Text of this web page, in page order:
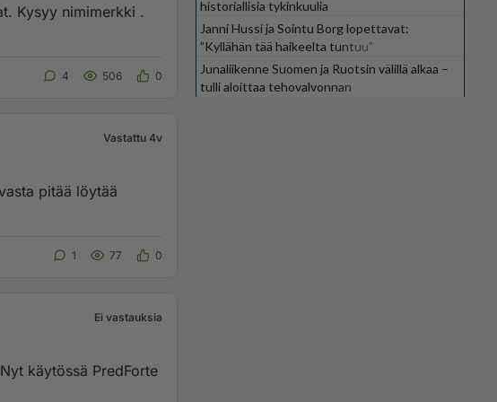
.
4 506 0
Vastattu 4v
1 77 0
Ei vastauksia
käytössä PredForte
historiallisia tykinkuulia
Janni Hussi ja Sointu Borg lopettavat:
”Kyllähän tää haikeelta tuntuu”
Junaliikenne Suomen ja Ruotsin välillä alkaa –
tulli aloittaa tehovalvonnan